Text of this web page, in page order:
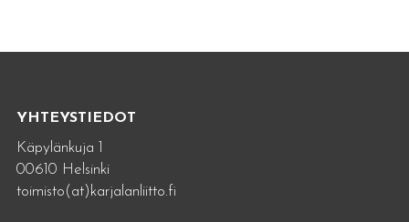
YHTEYSTIEDOT
Käpylänkuja 1
00610 Helsinki
toimisto(at)karjalanliitto.fi